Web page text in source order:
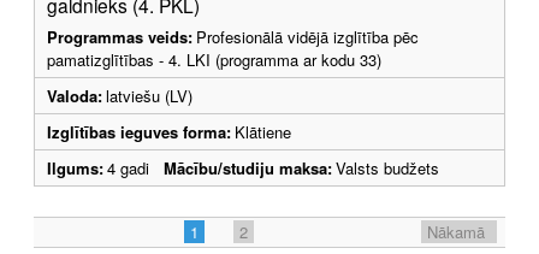
Programmas veids: Profesionālā vidējā izglītība pēc
pamatizglītības - 4. LKI (programma ar kodu 33)
Valoda:latviešu (LV)
Izglītības ieguves forma: Klātiene
Ilgums:4 gadi Mācību/studiju maksa:Valsts budžets
1 2
Nākamā